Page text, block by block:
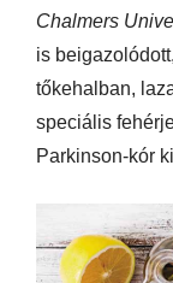
Chalmers
is
tőkehalban,
speciális
Parkinson-kór